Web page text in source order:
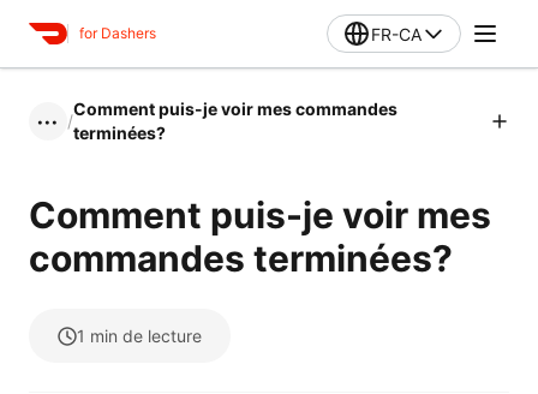
for Dashers FR-CA
••• /
Comment puis-je voir mes commandes
terminées?
Comment puis-je voir mes
commandes terminées?
1 min de lecture